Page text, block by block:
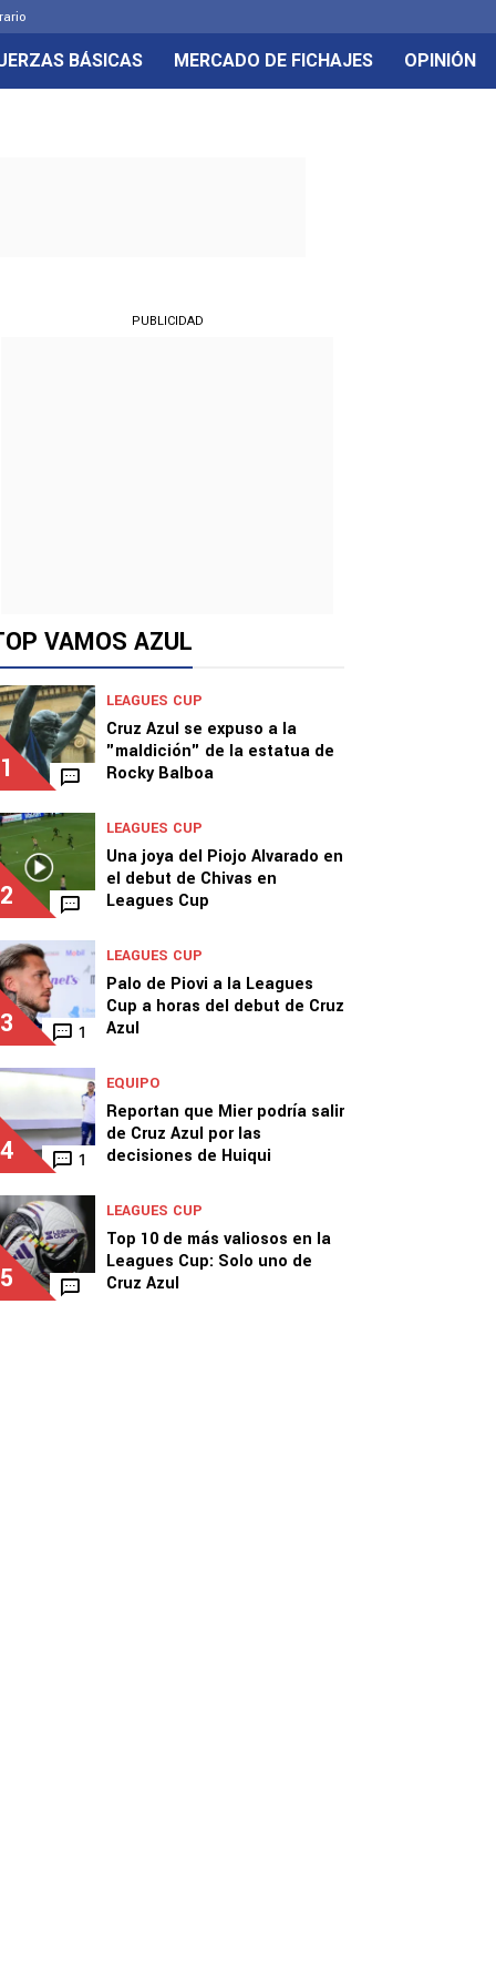
BÁSICAS MERCADO DE FICHAJES OPINIÓN
PUBLICIDAD
VAMOS AZUL
1
LEAGUES CUP
Cruz Azul se expuso a la
"maldición" de la estatua de
Rocky Balboa
2
LEAGUES CUP
Una joya del Piojo Alvarado en
el debut de Chivas en
Leagues Cup
3 1
LEAGUES CUP
Palo de Piovi a la Leagues
Cup a horas del debut de Cruz
Azul
4 1
EQUIPO
Reportan que Mier podría salir
de Cruz Azul por las
decisiones de Huiqui
5
LEAGUES CUP
Top 10 de más valiosos en la
Leagues Cup: Solo uno de
Cruz Azul